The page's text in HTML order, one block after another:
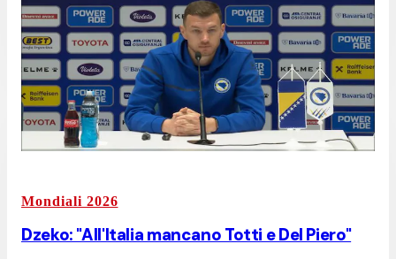
Mondiali 2026
Dzeko: "All'Italia mancano Totti e Del Piero"